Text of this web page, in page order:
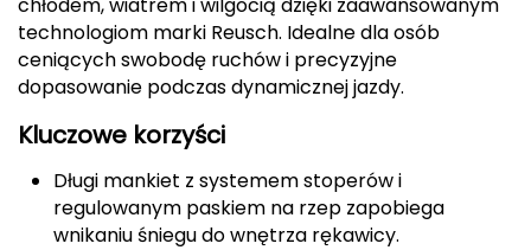
CMP
Cassin
Ciele Athletics
Climbing Technology
technologiom marki Reusch. Idealne dla osób
ceniących swobodę ruchów i precyzyjne
dopasowanie podczas dynamicznej jazdy.
Kluczowe korzyści
Długi mankiet z systemem stoperów i
regulowanym paskiem na rzep zapobiega
wnikaniu śniegu do wnętrza rękawicy.